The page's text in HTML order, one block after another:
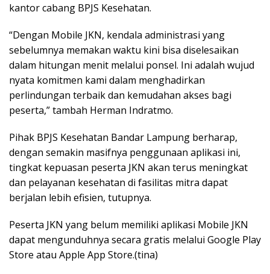
kantor cabang BPJS Kesehatan.
“Dengan Mobile JKN, kendala administrasi yang
sebelumnya memakan waktu kini bisa diselesaikan
dalam hitungan menit melalui ponsel. Ini adalah wujud
nyata komitmen kami dalam menghadirkan
perlindungan terbaik dan kemudahan akses bagi
peserta,” tambah Herman Indratmo.
Pihak BPJS Kesehatan Bandar Lampung berharap,
dengan semakin masifnya penggunaan aplikasi ini,
tingkat kepuasan peserta JKN akan terus meningkat
dan pelayanan kesehatan di fasilitas mitra dapat
berjalan lebih efisien, tutupnya.
Peserta JKN yang belum memiliki aplikasi Mobile JKN
dapat mengunduhnya secara gratis melalui Google Play
Store atau Apple App Store.(tina)